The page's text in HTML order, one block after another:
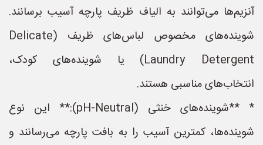
آنزیم‌ها می‌توانند به الیاف ظریف پارچه آسیب برسانند.
شوینده‌های مخصوص لباس‌های ظریف (Delicate
Laundry Detergent) یا شوینده‌های کودک،
انتخاب‌های مناسبی هستند.
* **شوینده‌های خنثی (pH-Neutral):** این نوع
شوینده‌ها، کمترین آسیب را به بافت پارچه می‌رسانند و